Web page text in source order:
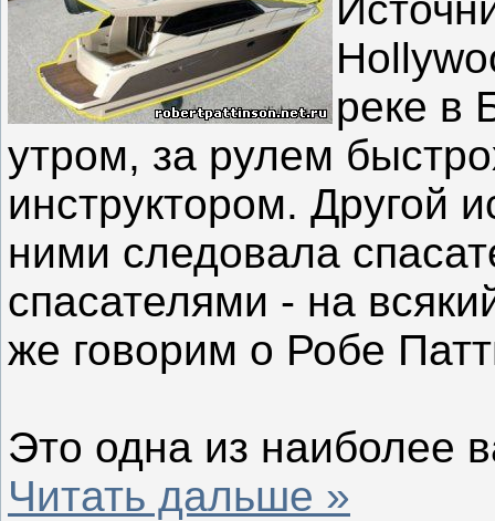
реке в
утром, за рулем
инструктором. Другой
ними следовала
спасателями - на
же говорим о Робе
Это одна из наиболее
Читать дальше »